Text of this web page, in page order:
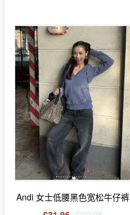
Andi 女士低腰黑色宽松牛仔裤